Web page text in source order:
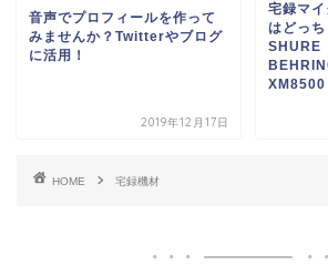
音声でプロフィールを作って
みませんか？Twitterやブログ
に活用！
2019年12月17日
宅録マ
はどっち
SHURE
XM8500
HOME 宅録機材